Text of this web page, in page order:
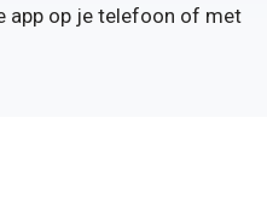
app op je telefoon of met